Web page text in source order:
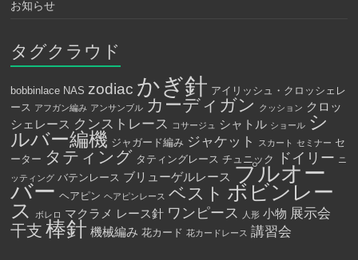
お知らせ
タグクラウド
bobbinlace NAS zodiac かぎ針 アイリッシュ・クロッシェレ
ース アフガン編み アンサンブル カーディガン クッション クロッ
シェレース クンストレース コサージュ シャトル ショール シ
ルバー編機 ジャガード編み ジャケット スカート セミナー セ
ーター タティング タティングレース チュニック ドイリー ニ
ッティング バテンレース ブリューゲルレース プルオー
バー ヘアピン ヘアピンレース ベスト ボビンレー
ス ボレロ マクラメ レース針 ワンピース 人形 小物 展示会
干支 棒針 機械編み 花カード 花カードレース 講習会